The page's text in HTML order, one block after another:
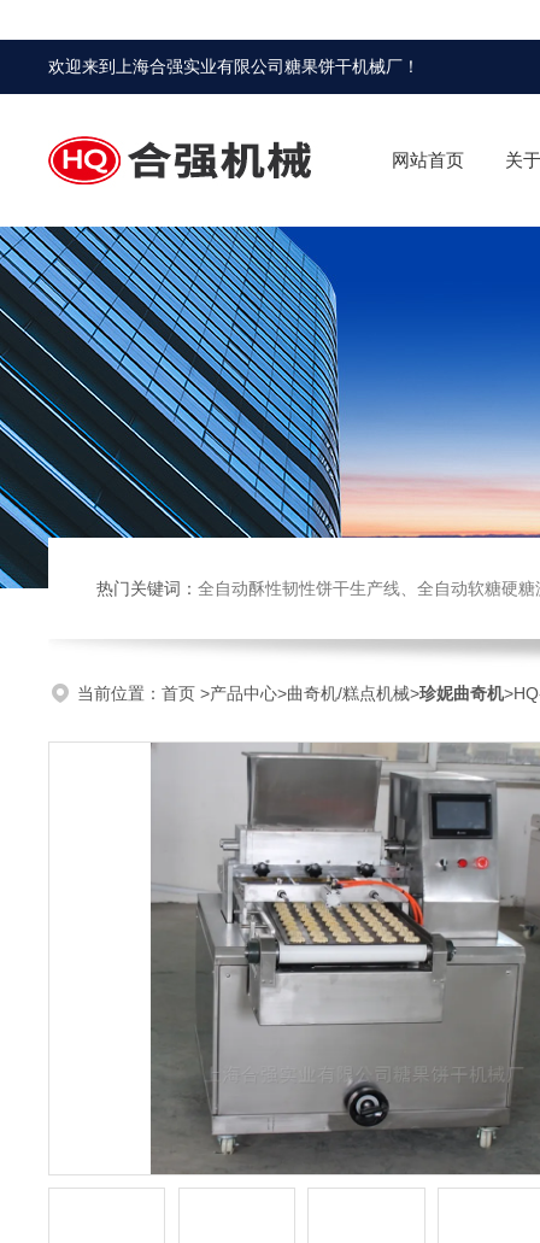
欢迎来到 上海合强实业有限公司糖果饼干机械厂 ！
网站首页 关
热门关键词： 全自动酥性韧性饼干生产线、全自动软糖硬糖浇注生产线、巧克力浇注生产线、桃酥饼干机、多功能曲奇机、热风旋
当前位置： 首页 >产品中心>曲奇机/糕点机械>珍妮曲奇机